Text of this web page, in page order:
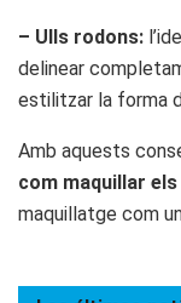
– Ulls rodons:
delinear
estilitzar la forma
Amb aquests
com maquillar
maquillatge com